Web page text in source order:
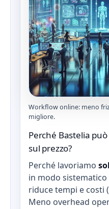
Workflow online: meno
migliore.
Perché Bastelia
sul prezzo?
Perché lavoriamo
in modo
riduce tempi e costi
Meno overhead